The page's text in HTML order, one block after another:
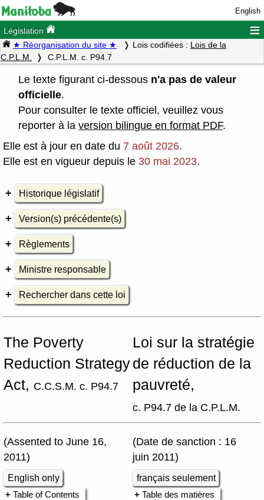
English
Législation ≡
★ Réorganisation du site ★ Lois codifiées : Lois de la
C.P.L.M.
C.P.L.M. c. P94.7
Le texte figurant ci-dessous n'a pas de valeur
officielle.
Pour consulter le texte officiel, veuillez vous
reporter à laversion bilingue en format PDF.
Elle est à jour en date du 7 août 2026.
Elle est en vigueur depuis le 30 mai 2023.
Historique législatif
Version(s) précédente(s)
Règlements
Ministre responsable
Rechercher dans cette loi
The Poverty
Reduction Strategy
Act, C.C.S.M. c. P94.7
Loi sur la stratégie
de réduction de la
pauvreté,
c. P94.7 de la C.P.L.M.
(Assented to June 16,
2011)
(Date de sanction : 16
juin 2011)
English only
français seulement
Table of Contents
Table des matières